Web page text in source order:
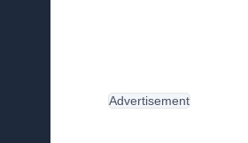
Advertisement